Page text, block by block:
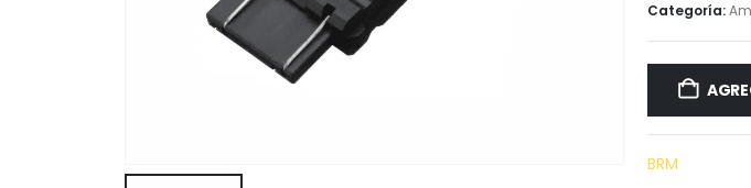
Categoría:
BRM